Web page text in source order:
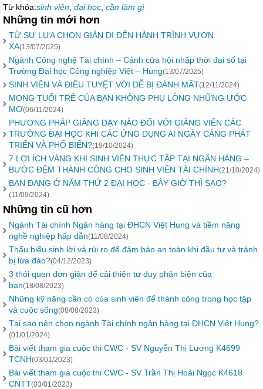
Từ khóa:sinh viên đại học cần làm gì
Những tin mới hơn
TỪ SỰ LỰA CHỌN GIẢN DỊ ĐẾN HÀNH TRÌNH VƯƠN
XA(13/07/2025)
Ngành Công nghệ Tài chính – Cánh cửa hội nhập thời đại số tại
Trường Đại học Công nghiệp Việt – Hung(13/07/2025)
SINH VIÊN VÀ ĐIỀU TUYỆT VỜI DỄ BỊ ĐÁNH MẤT(12/11/2024)
MONG TUỔI TRẺ CỦA BẠN KHÔNG PHỤ LÒNG NHỮNG ƯỚC
MƠ(06/11/2024)
PHƯƠNG PHÁP GIẢNG DẠY NÀO ĐỐI VỚI GIẢNG VIÊN CÁC
TRƯỜNG ĐẠI HỌC KHI CÁC ỨNG DỤNG AI NGÀY CÀNG PHÁT
TRIỂN VÀ PHỔ BIẾN?(19/10/2024)
7 LỢI ÍCH VÀNG KHI SINH VIÊN THỰC TẬP TẠI NGÂN HÀNG –
BƯỚC ĐỆM THÀNH CÔNG CHO SINH VIÊN TÀI CHÍNH(21/10/2024)
BẠN ĐANG Ở NĂM THỨ 2 ĐẠI HỌC - BÂY GIỜ THÌ SAO?
(11/09/2024)
Những tin cũ hơn
Ngành Tài chính Ngân hàng tại ĐHCN Việt Hung và tiềm năng
nghề nghiệp hấp dẫn(11/08/2024)
Thấu hiểu sinh lời và rủi ro để đảm bảo an toàn khi đầu tư và tránh
bị lừa đảo?(04/12/2023)
3 thói quen đơn giản để cải thiện tư duy phản biện của
bạn(18/08/2023)
Những kỹ năng cần có của sinh viên để thành công trong học tập
và cuộc sống(08/08/2023)
Tại sao nên chọn ngành Tài chính ngân hàng tại ĐHCN Việt Hung?
(01/01/2024)
Bài viết tham gia cuộc thi CWC - SV Nguyễn Thị Lương K4699
TCNH(03/01/2023)
Bài viết tham gia cuộc thi CWC - SV Trần Thị Hoài Ngọc K4618
CNTT(03/01/2023)